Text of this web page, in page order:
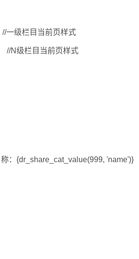
一级栏目当前页样式
//N级栏目当前页样式
：{dr_share_cat_value(999, 'name')}